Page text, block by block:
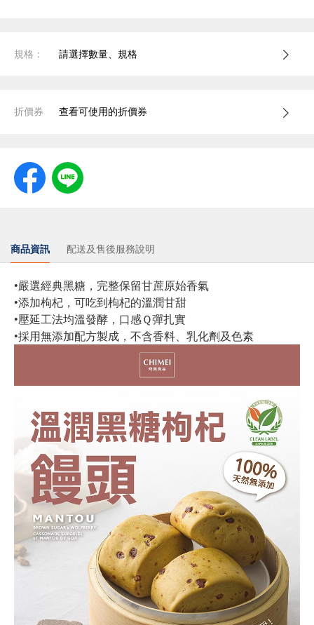
規格： 請選擇數量、規格
折價券 查看可使用的折價券
商品資訊 配送及售後服務說明
•嚴選經典黑糖，完整保留甘蔗原始香氣
•添加枸杞，可吃到枸杞的溫潤甘甜
•壓延工法均溫發酵，口感Ｑ彈扎實
•採用無添加配方製成，不含香料、乳化劑及色素